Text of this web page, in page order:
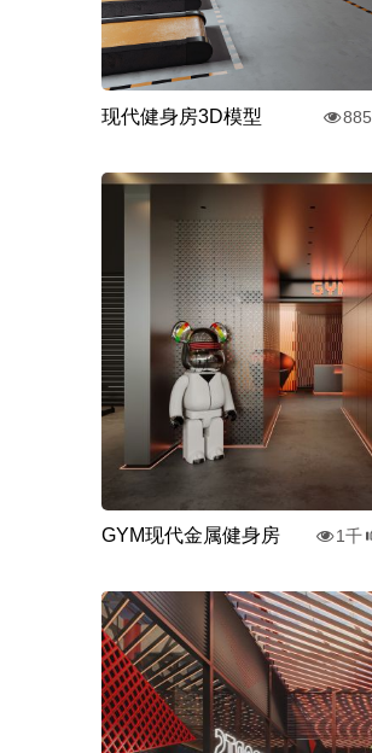
现代健身房3D模型 885
GYM现代金属健身房 1千